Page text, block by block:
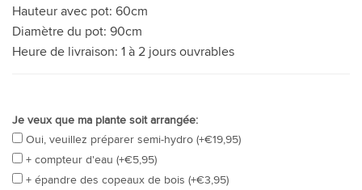
Hauteur avec pot: 60cm
Diamètre du pot: 90cm
Heure de livraison: 1 à 2 jours ouvrables
Je veux que ma plante soit arrangée:
Oui, veuillez préparer semi-hydro (+€19,95)
+ compteur d'eau (+€5,95)
+ épandre des copeaux de bois (+€3,95)